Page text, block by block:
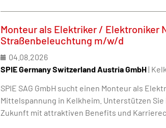
Monteur als Elektriker / Elektroniker
Straßenbeleuchtung m/w/d
04.08.2026
SPIE Germany Switzerland Austria GmbH|
SPIE SAG GmbH sucht einen Monteur als
Mittelspannung in Kelkheim. Unterstützen
Zukunft mit attraktiven Benefits und